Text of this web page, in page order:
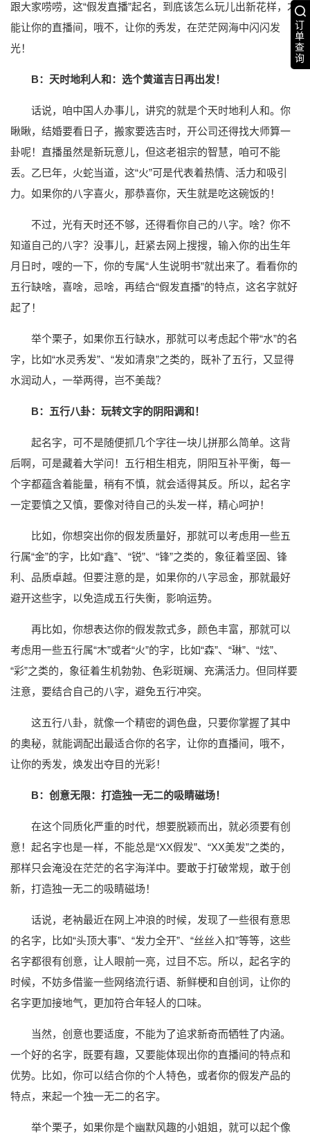
订
单
查
询
跟大家唠唠，这“假发直播”起名，到底该怎么玩儿出新花样，才
能让你的直播间，哦不，让你的秀发，在茫茫网海中闪闪发
光！
B：天时地利人和：选个黄道吉日再出发！
话说，咱中国人办事儿，讲究的就是个天时地利人和。你
瞅瞅，结婚要看日子，搬家要选吉时，开公司还得找大师算一
卦呢！直播虽然是新玩意儿，但这老祖宗的智慧，咱可不能
丢。乙巳年，火蛇当道，这“火”可是代表着热情、活力和吸引
力。如果你的八字喜火，那恭喜你，天生就是吃这碗饭的！
不过，光有天时还不够，还得看你自己的八字。啥？你不
知道自己的八字？没事儿，赶紧去网上搜搜，输入你的出生年
月日时，嗖的一下，你的专属“人生说明书”就出来了。看看你的
五行缺啥，喜啥，忌啥，再结合“假发直播”的特点，这名字就好
起了！
举个栗子，如果你五行缺水，那就可以考虑起个带“水”的名
字，比如“水灵秀发”、“发如清泉”之类的，既补了五行，又显得
水润动人，一举两得，岂不美哉？
B：五行八卦：玩转文字的阴阳调和！
起名字，可不是随便抓几个字往一块儿拼那么简单。这背
后啊，可是藏着大学问！五行相生相克，阴阳互补平衡，每一
个字都蕴含着能量，稍有不慎，就会适得其反。所以，起名字
一定要慎之又慎，要像对待自己的头发一样，精心呵护！
比如，你想突出你的假发质量好，那就可以考虑用一些五
行属“金”的字，比如“鑫”、“锐”、“锋”之类的，象征着坚固、锋
利、品质卓越。但要注意的是，如果你的八字忌金，那就最好
避开这些字，以免造成五行失衡，影响运势。
再比如，你想表达你的假发款式多，颜色丰富，那就可以
考虑用一些五行属“木”或者“火”的字，比如“森”、“琳”、“炫”、
“彩”之类的，象征着生机勃勃、色彩斑斓、充满活力。但同样要
注意，要结合自己的八字，避免五行冲突。
这五行八卦，就像一个精密的调色盘，只要你掌握了其中
的奥秘，就能调配出最适合你的名字，让你的直播间，哦不，
让你的秀发，焕发出夺目的光彩！
B：创意无限：打造独一无二的吸睛磁场！
在这个同质化严重的时代，想要脱颖而出，就必须要有创
意！起名字也是一样，不能总是“XX假发”、“XX美发”之类的，
那样只会淹没在茫茫的名字海洋中。要敢于打破常规，敢于创
新，打造独一无二的吸睛磁场！
话说，老衲最近在网上冲浪的时候，发现了一些很有意思
的名字，比如“头顶大事”、“发力全开”、“丝丝入扣”等等，这些
名字都很有创意，让人眼前一亮，过目不忘。所以，起名字的
时候，不妨多借鉴一些网络流行语、新鲜梗和自创词，让你的
名字更加接地气，更加符合年轻人的口味。
当然，创意也要适度，不能为了追求新奇而牺牲了内涵。
一个好的名字，既要有趣，又要能体现出你的直播间的特点和
优势。比如，你可以结合你的个人特色，或者你的假发产品的
特点，来起一个独一无二的名字。
举个栗子，如果你是个幽默风趣的小姐姐，就可以起个像